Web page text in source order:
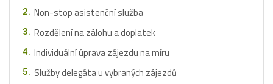
Non-stop asistenční služba
Rozdělení na zálohu a doplatek
Individuální úprava zájezdu na míru
Služby delegáta u vybraných zájezdů